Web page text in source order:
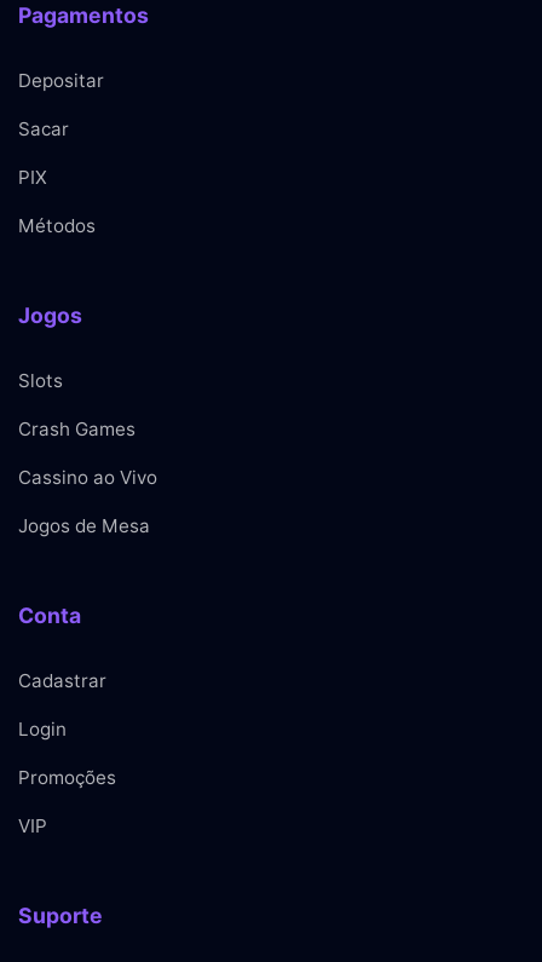
Pagamentos
Depositar
Sacar
PIX
Métodos
Jogos
Slots
Crash Games
Cassino ao Vivo
Jogos de Mesa
Conta
Cadastrar
Login
Promoções
VIP
Suporte